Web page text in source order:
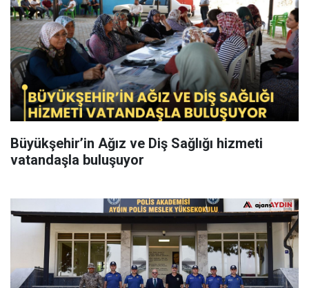
Büyükşehir’in Ağız ve Diş Sağlığı hizmeti
vatandaşla buluşuyor